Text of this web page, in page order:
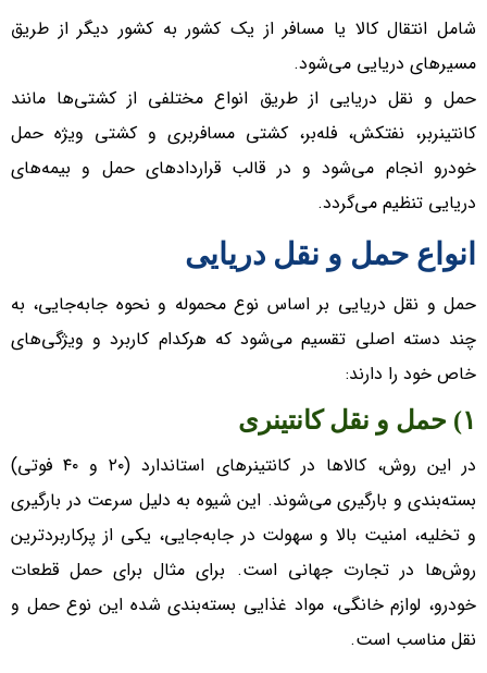
شامل انتقال کالا یا مسافر از یک کشور به کشور دیگر از طریق
مسیر‌های دریایی می‌شود.
حمل و نقل دریایی از طریق انواع مختلفی از کشتی‌ها مانند
کانتینربر، نفتکش، فله‌بر، کشتی مسافربری و کشتی ویژه حمل
خودرو انجام می‌شود و در قالب قرارداد‌های حمل و بیمه‌های
دریایی تنظیم می‌گردد.
انواع حمل و نقل دریایی
حمل و نقل دریایی بر اساس نوع محموله و نحوه جابه‌جایی، به
چند دسته اصلی تقسیم می‌شود که هرکدام کاربرد و ویژگی‌های
خاص خود را دارند:
۱️) حمل و نقل کانتینری
در این روش، کالا‌ها در کانتینر‌های استاندارد (۲۰ و ۴۰ فوتی)
بسته‌بندی و بارگیری می‌شوند. این شیوه به دلیل سرعت در بارگیری
و تخلیه، امنیت بالا و سهولت در جابه‌جایی، یکی از پرکاربردترین
روش‌ها در تجارت جهانی است. برای مثال برای حمل قطعات
خودرو، لوازم خانگی، مواد غذایی بسته‌بندی شده این نوع حمل و
نقل مناسب است.